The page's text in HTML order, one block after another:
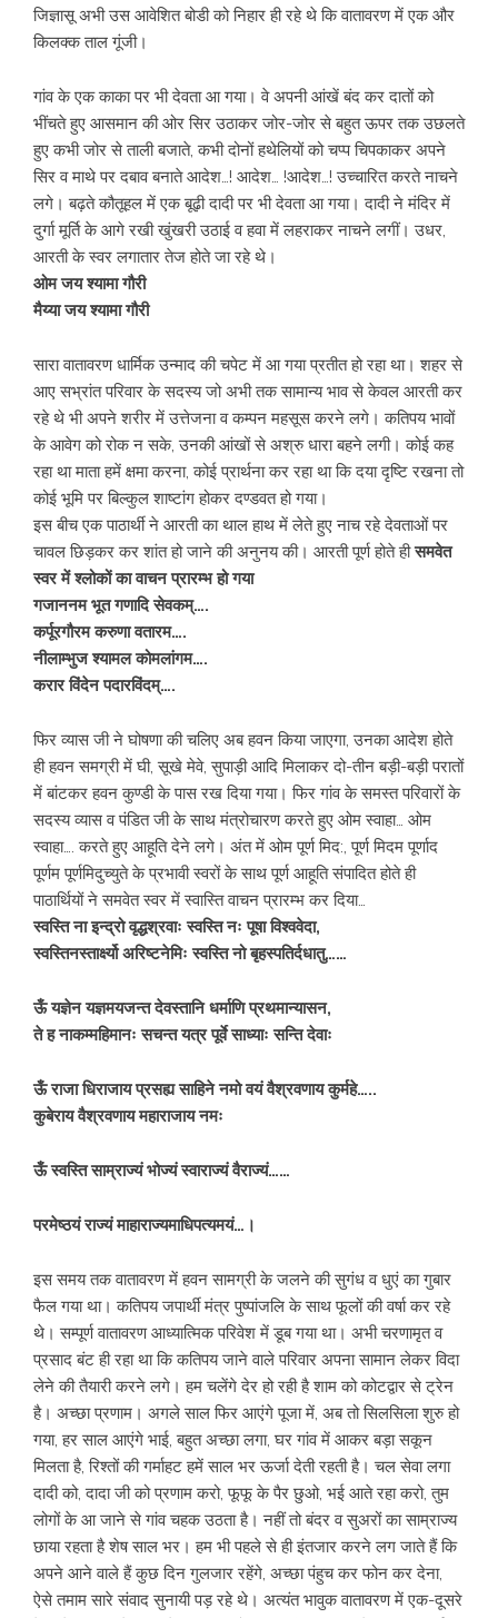
जिज्ञासू अभी उस आवेशित बोडी को निहार ही रहे थे कि वातावरण में एक और
किलक्क ताल गूंजी।
गांव के एक काका पर भी देवता आ गया। वे अपनी आंखें बंद कर दातों को
भींचते हुए आसमान की ओर सिर उठाकर जोर-जोर से बहुत ऊपर तक उछलते
हुए कभी जोर से ताली बजाते, कभी दोनों हथेलियों को चप्प चिपकाकर अपने
सिर व माथे पर दबाव बनाते आदेश…! आदेश… !आदेश…! उच्चारित करते नाचने
लगे। बढ़ते कौतूहल में एक बूढ़ी दादी पर भी देवता आ गया। दादी ने मंदिर में
दुर्गा मूर्ति के आगे रखी खुंखरी उठाई व हवा में लहराकर नाचने लगीं। उधर,
आरती के स्वर लगातार तेज होते जा रहे थे।
ओम जय श्यामा गौरी
मैय्या जय श्यामा गौरी
सारा वातावरण धार्मिक उन्माद की चपेट में आ गया प्रतीत हो रहा था। शहर से
आए सभ्रांत परिवार के सदस्य जो अभी तक सामान्य भाव से केवल आरती कर
रहे थे भी अपने शरीर में उत्तेजना व कम्पन महसूस करने लगे। कतिपय भावों
के आवेग को रोक न सके, उनकी आंखों से अश्रु धारा बहने लगी। कोई कह
रहा‌ था माता हमें क्षमा करना, कोई प्रार्थना कर रहा था कि दया दृष्टि रखना तो
कोई भूमि पर बिल्कुल शाष्टांग होकर दण्डवत हो गया।
इस बीच एक पाठार्थी ने आरती का थाल हाथ में लेते हुए नाच रहे देवताओं पर
चावल छिड़कर कर शांत हो जाने की अनुनय की। आरती पूर्ण होते हीसमवेत
स्वर में श्लोकों का‌ वाचन‌‌ प्रारम्भ हो गया
गजाननम भूत गणादि सेवकम्….
कर्पूरगौरम करुणा वतारम….
नीलाम्भुज श्यामल कोमलांगम….
करार विंदेन पदारविंदम्….
फिर व्यास जी ने घोषणा की चलिए अब हवन किया जाएगा, उनका आदेश होते
ही हवन समग्री में घी, सूखे मेवे, सुपाड़ी आदि मिलाकर दो-तीन बड़ी-बड़ी परातों
में बांटकर हवन कुण्डी के पास रख दिया गया। फिर गांव के समस्त परिवारों के
सदस्य व्यास व पंडित जी के साथ मंत्रोचारण करते हुए ओम स्वाहा… ओम
स्वाहा…. करते हुए आहूति देने लगे। अंत में ओम पूर्ण मिद:, पूर्ण मिदम पूर्णाद
पूर्णम पूर्णमिदुच्युते के प्रभावी स्वरों के साथ पूर्ण आहूति संपादित होते ही
पाठार्थियों ने समवेत स्वर में स्वास्ति वाचन प्रारम्भ कर दिया…
स्वस्ति ना इन्द्रो वृद्धश्रवाः स्वस्ति नः पूषा विश्ववेदा,
स्वस्तिनस्तार्क्ष्यो अरिष्टनेमिः स्वस्ति नो बृहस्पतिर्दधातु……
ऊँ यज्ञेन यज्ञमयजन्त देवस्तानि धर्माणि प्रथमान्यासन,
ते ह नाकम्महिमानः सचन्त यत्र पूर्वे साध्याः सन्ति देवाः
ऊँ राजा धिराजाय प्रसह्य साहिने नमो वयं वैश्रवणाय कुर्महे…..
कुबेराय वैश्रवणाय महाराजाय नमः
ऊँ स्वस्ति साम्राज्यं भोज्यं स्वाराज्यं वैराज्यं……
परमेष्ठयं राज्यं माहाराज्यमाधिपत्यमयं…।
इस समय तक वातावरण में हवन सामग्री के जलने की सुगंध व धुएं का गुबार
फैल गया था। कतिपय जपार्थी मंत्र पुष्पांजलि के साथ फूलों की वर्षा कर रहे
थे। सम्पूर्ण वातावरण आध्यात्मिक परिवेश में डूब गया था। अभी चरणामृत व
प्रसाद बंट ही रहा था कि कतिपय जाने वाले परिवार अपना‌ सामान लेकर विदा
लेने की तैयारी करने लगे। हम चलेंगे देर हो रही है शाम को कोटद्वार से ट्रेन
है। अच्छा प्रणाम। अगले साल फिर आएंगे पूजा में, अब तो सिलसिला शुरु हो
गया, हर साल आएंगे भाई, बहुत अच्छा लगा, घर गांव में आकर बड़ा सकून
मिलता है, रिश्तों की गर्माहट हमें‌ साल भर ऊर्जा देती रहती है। चल‌ सेवा लगा
दादी को, दादा जी को प्रणाम करो, फूफू के पैर छुओ, भई आते रहा करो, तुम
लोगों के आ जाने से गांव चहक उठता है। नहीं तो बंदर व सुअरों का साम्राज्य
छाया रहता है शेष साल भर। हम भी पहले से ही इंतजार करने लग जाते हैं कि
अपने आने वाले हैं कुछ दिन गुलजार रहेंगे, अच्छा पंहुच कर फोन कर देना,
ऐसे तमाम सारे संवाद सुनायी पड़ रहे थे। अत्यंत भावुक वातावरण में एक-दूसरे